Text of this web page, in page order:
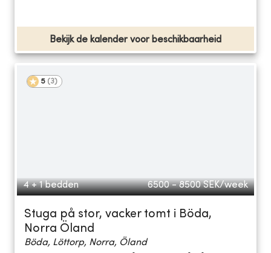
Bekijk de kalender voor beschikbaarheid
5 (3)
4 + 1 bedden 6500 - 8500 SEK/week
Stuga på stor, vacker tomt i Böda,
Norra Öland
Böda, Löttorp, Norra, Öland